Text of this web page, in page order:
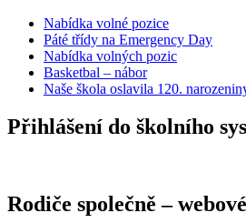
Nabídka volné pozice
Páté třídy na Emergency Day
Nabídka volných pozic
Basketbal – nábor
Naše škola oslavila 120.
Přihlášení do školního
Rodiče společně –